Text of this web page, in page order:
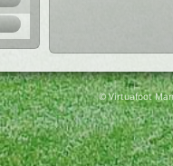
© Virtuafoot